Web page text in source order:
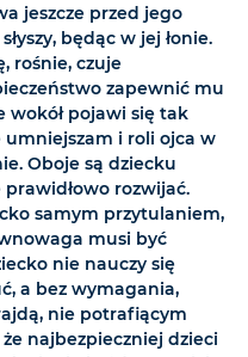
jeszcze przed jego
będąc w jej łonie.
rośnie, czuje
zapewnić mu
wokół pojawi się tak
i roli ojca w
Oboje są dziecku
rozwijać.
samym przytulaniem,
musi być
nie nauczy się
a bez wymagania,
nie potrafiącym
najbezpieczniej dzieci